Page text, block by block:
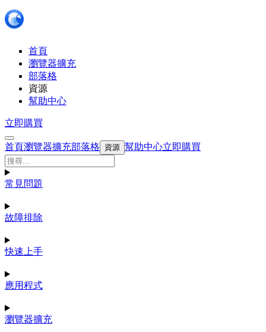
首頁
瀏覽器擴充
部落格
資源
幫助中心
立即購買
首頁瀏覽器擴充部落格 資源 幫助中心立即購買
常見問題
故障排除
快速上手
應用程式
瀏覽器擴充